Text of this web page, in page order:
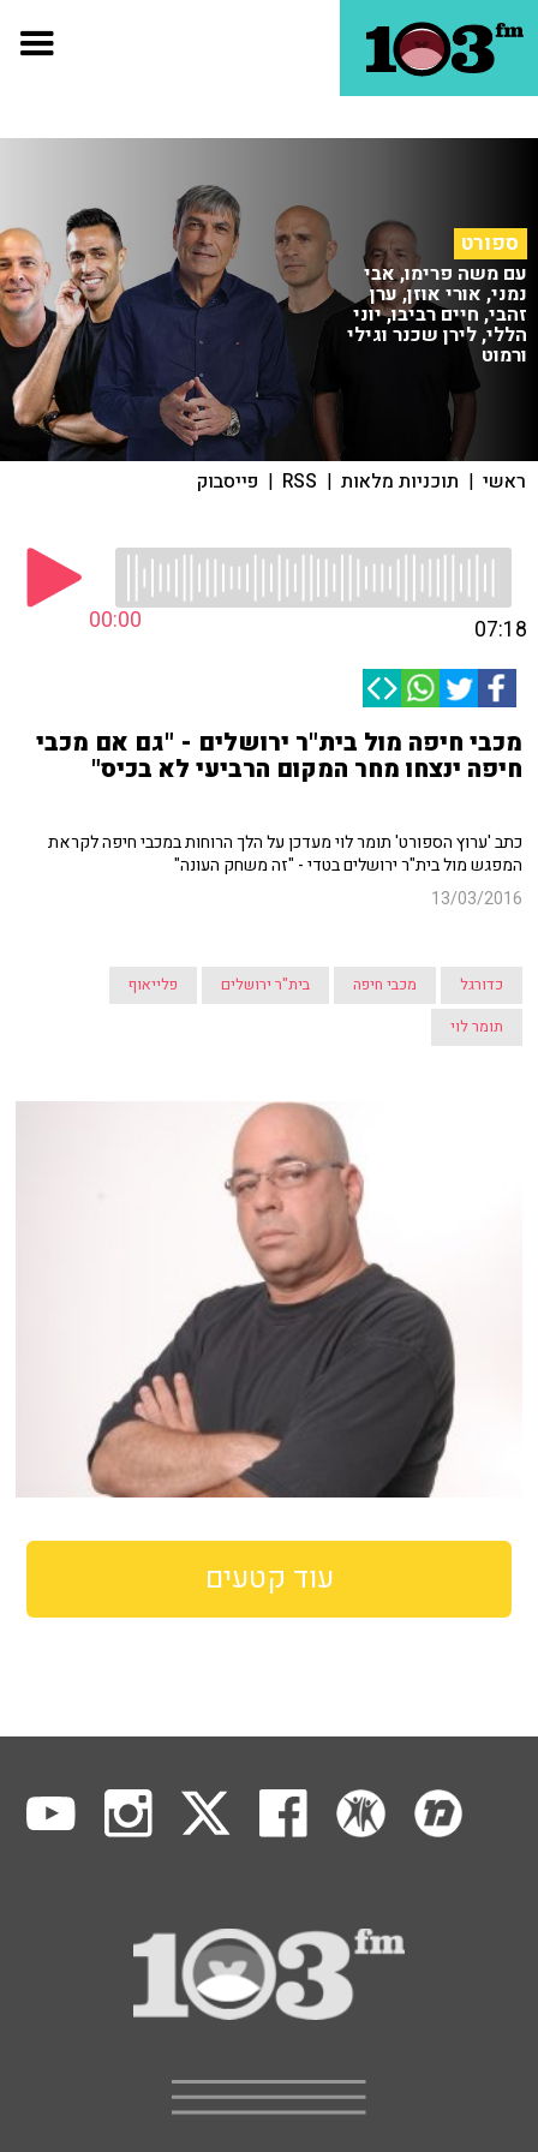
ספורט
עם משה פרימו, אבי
נמני, אורי אוזן, ערן
זהבי, חיים רביבו, יוני
הללי, לירן שכנר וגילי
ורמוט
ראשי | תוכניות מלאות |
RSS
| פייסבוק
00:00 07:18
מכבי חיפה מול בית"ר ירושלים - "גם אם מכבי
חיפה ינצחו מחר המקום הרביעי לא בכיס"
כתב 'ערוץ הספורט' תומר לוי מעדכן על הלך הרוחות במכבי חיפה לקראת
המפגש מול בית"ר ירושלים בטדי - "זה משחק העונה"
13/03/2016
כדורגל מכבי חיפה בית"ר ירושלים
פלייאוף
תומר לוי
עוד קטעים